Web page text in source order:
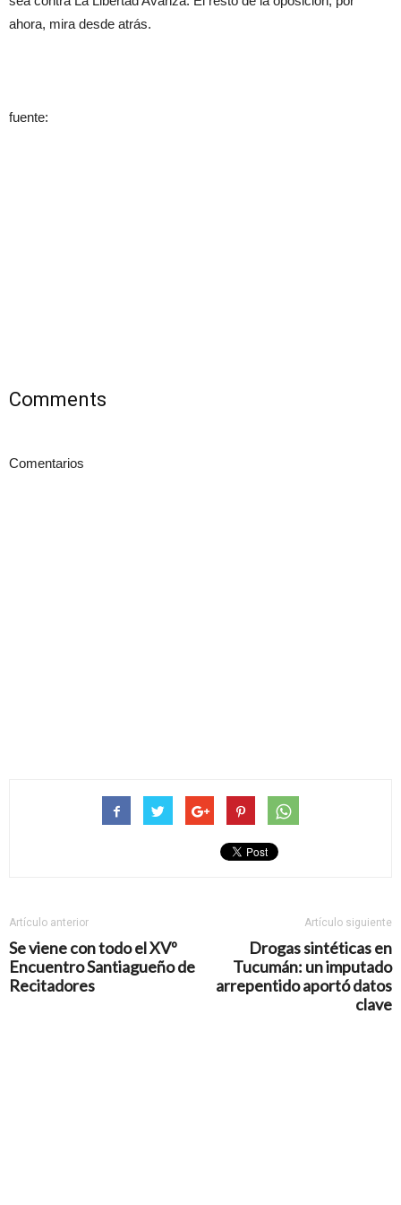
ahora, mira desde atrás.
fuente:
Comments
Comentarios
Artículo anterior
Se viene con todo el XVº
Encuentro Santiagueño de
Recitadores
Artículo siguiente
Drogas sintéticas en
Tucumán: un imputado
arrepentido aportó datos
clave